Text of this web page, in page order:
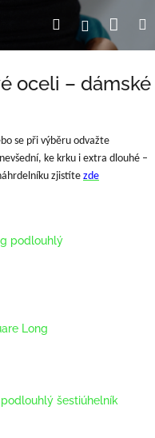
HledatPřihlášení
oceli – dámské
se při výběru odvažte
ke krku i extra dlouhé –
zjistíte zde
podlouhlý
Long
šestiúhelník